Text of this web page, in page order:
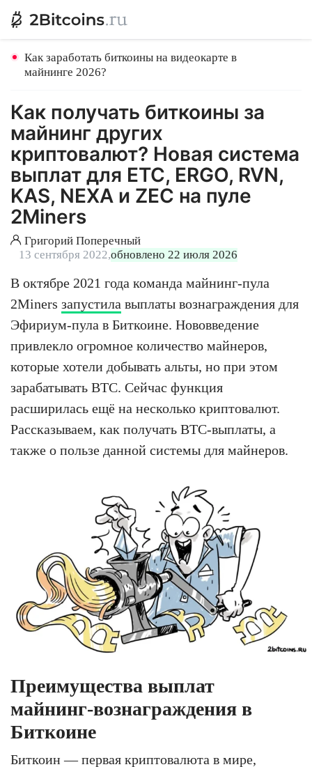
Как заработать биткоины на видеокарте в
майнинге 2026?
Как получать биткоины за
майнинг других
криптовалют? Новая система
выплат для ETC, ERGO, RVN,
KAS, NEXA и ZEC на пуле
2Miners
Григорий Поперечный
13 сентября 2022,обновлено 22 июля 2026
В октябре 2021 года команда майнинг-пула
2Miners запустила выплаты вознаграждения для
Эфириум-пула в Биткоине. Нововведение
привлекло огромное количество майнеров,
которые хотели добывать альты, но при этом
зарабатывать BTC. Сейчас функция
расширилась ещё на несколько криптовалют.
Рассказываем, как получать BTC-выплаты, а
также о пользе данной системы для майнеров.
Преимущества выплат
майнинг-вознаграждения в
Биткоине
Биткоин — первая криптовалюта в мире,